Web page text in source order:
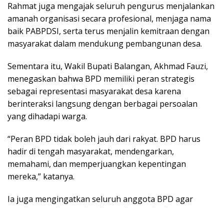
Rahmat juga mengajak seluruh pengurus menjalankan
amanah organisasi secara profesional, menjaga nama
baik PABPDSI, serta terus menjalin kemitraan dengan
masyarakat dalam mendukung pembangunan desa.
Sementara itu, Wakil Bupati Balangan, Akhmad Fauzi,
menegaskan bahwa BPD memiliki peran strategis
sebagai representasi masyarakat desa karena
berinteraksi langsung dengan berbagai persoalan
yang dihadapi warga.
“Peran BPD tidak boleh jauh dari rakyat. BPD harus
hadir di tengah masyarakat, mendengarkan,
memahami, dan memperjuangkan kepentingan
mereka,” katanya.
Ia juga mengingatkan seluruh anggota BPD agar